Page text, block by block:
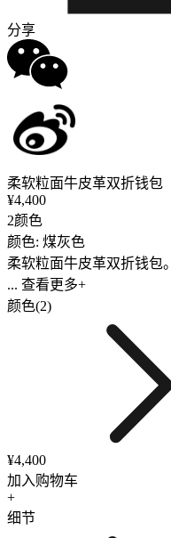
分享
柔软粒面牛皮革双折钱包
¥4,400
2颜色
颜色: 煤灰色
柔软粒面牛皮革双折钱包。
... 查看更多+
颜色(2)
¥4,400
加入购物车
+
细节